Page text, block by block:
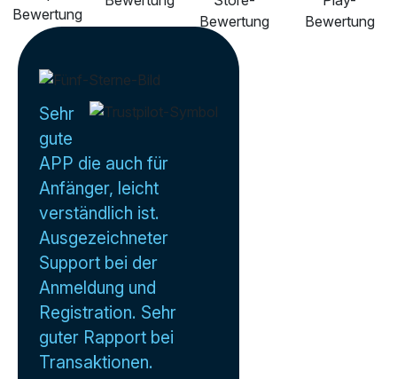
Sehr
gute
APP die auch für
Anfänger, leicht
verständlich ist.
Ausgezeichneter
Support bei der
Anmeldung und
Registration. Sehr
guter Rapport bei
Transaktionen.